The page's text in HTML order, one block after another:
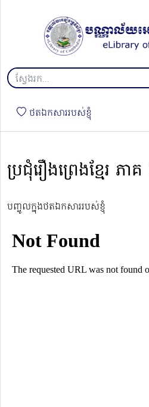
ថតឯកសាររបស់ខ្ញុំ
ប្រជុំរឿងព្រេងខ្មែរ ភ
បញ្ចូលក្នុងថតឯកសាររបស់ខ្ញុំ